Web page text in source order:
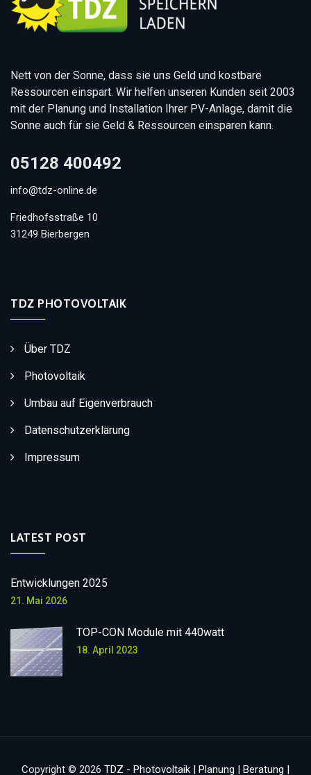
Nett von der Sonne, dass sie uns Geld und kostbare
Ressourcen einspart. Wir helfen unseren Kunden seit 2003
mit der Planung und Installation Ihrer PV-Anlage, damit die
Sonne auch für sie Geld & Ressourcen einsparen kann.
05128 400492
info@tdz-online.de
Friedhofsstraße 10
31249 Bierbergen
TDZ PHOTOVOLTAIK
Über TDZ
Photovoltaik
Umbau auf Eigenverbrauch
Datenschutzerklärung
Impressum
LATEST POST
Entwicklungen 2025
21. Mai 2026
TOP-CON Module mit 440watt
18. April 2023
Copyright © 2026 TDZ - Photovoltaik | Planung | Beratung |